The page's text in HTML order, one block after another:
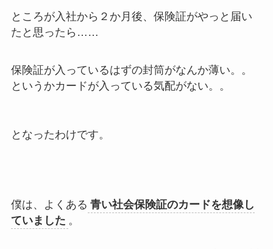
ところが入社から２か月後、保険証がやっと届い
たと思ったら……
保険証が入っているはずの封筒がなんか薄い。。
というかカードが入っている気配がない。。
となったわけです。
僕は、よくある 青い社会保険証のカードを想像し
ていました 。